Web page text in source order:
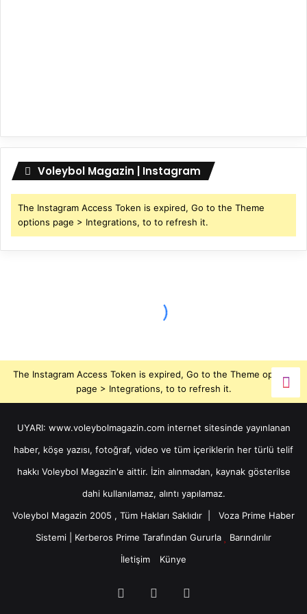
Voleybol Magazin | Instagram
The Instagram Access Token is expired, Go to the Theme
options page > Integrations, to to refresh it.
The Instagram Access Token is expired, Go to the Theme options
page > Integrations, to to refresh it.
UYARI: www.voleybolmagazin.com internet sitesinde yayınlanan
haber, köşe yazısı, fotoğraf, video ve tüm içeriklerin her türlü telif
hakkı Voleybol Magazin'e aittir. İzin alınmadan, kaynak gösterilse
dahi kullanılamaz, alıntı yapılamaz.
Voleybol Magazin 2005 , Tüm Hakları Saklıdır | Voza Prime Haber
Sistemi
Kerberos Prime Tarafından Gururla
Barındırılır
İletişim
Künye
YouTube